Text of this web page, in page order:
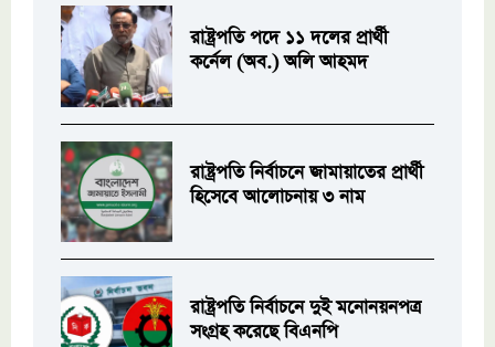
রাষ্ট্রপতি পদে ১১ দলের প্রার্থী
কর্নেল (অব.) অলি আহমদ
রাষ্ট্রপতি নির্বাচনে জামায়াতের প্রার্থী
হিসেবে আলোচনায় ৩ নাম
রাষ্ট্রপতি নির্বাচনে দুই মনোনয়নপত্র
সংগ্রহ করেছে বিএনপি